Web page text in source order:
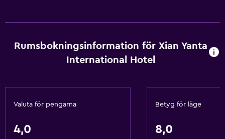
Rumsbokningsinformation för Xian Yanta
International Hotel
Valuta för pengarna
4,0
Betyg för läge
8,0